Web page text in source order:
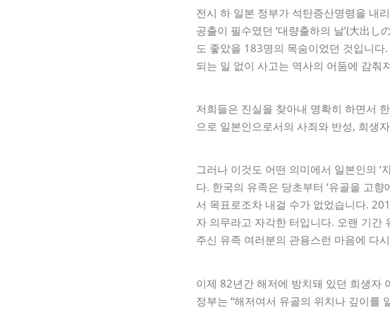
전시 하 일본 정부가 석탄증산명령을 내
공출이 필수였던 ‘대량출하의 날’(大出
도 좋았을 183명의 목숨이었던 것입니
되는 일 없이 사고는 역사의 어둠에 감춰
저희들은 진실을 찾아내 명확히 하면서
으로 일본인으로서의 사죄와 반성, 희생
그러나 이것도 어떤 의미에서 일본인의 ‘
다. 한국의 유족은 당초부터 ‘유골을 고
서 목표로조차 내걸 수가 없었습니다.
자 의무라고 자각한 터입니다. 오랜 기간
주신 유족 여러분의 관용스런 마음에 다
이제 82년간 해저에 방치돼 있던 희생자
정부는 “해저여서 유골의 위치나 깊이를